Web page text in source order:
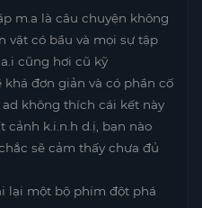
m.a là câu chuyện không
vật có bầu và mọi sự tập
cũng hơi cũ kỹ
đơn giản và có phần cố
không thích cái kết này
cảnh k.i.n.h d.ị, bạn nào
sẽ cảm thấy chưa đủ
lại một bộ phim đột phá